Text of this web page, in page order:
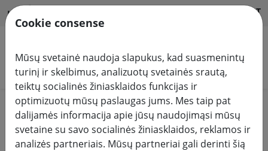
LT HILFE & SUPPORT
Ieškoti produktų
Home
Pasakų šviesos sistemos
230V LED "Tech-Line" sistemos šviesos grandinės
Cookie consense
Mūsų svetainė naudoja slapukus, kad suasmenintų
turinį ir skelbimus, analizuotų svetainės srautą,
teiktų socialinės žiniasklaidos funkcijas ir
optimizuotų mūsų paslaugas jums. Mes taip pat
dalijamės informacija apie jūsų naudojimąsi mūsų
svetaine su savo socialinės žiniasklaidos, reklamos ir
analizės partneriais. Mūsų partneriai gali derinti šią